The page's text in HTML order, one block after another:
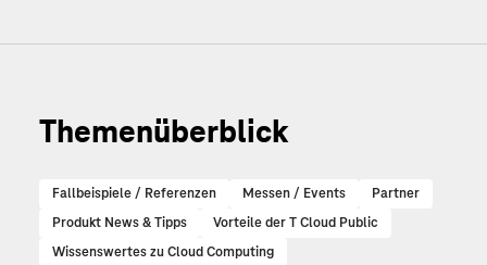
Themenüberblick
Fallbeispiele / Referenzen Messen / Events
Partner
Produkt News & Tipps
Vorteile der T Cloud Public
Wissenswertes zu Cloud Computing